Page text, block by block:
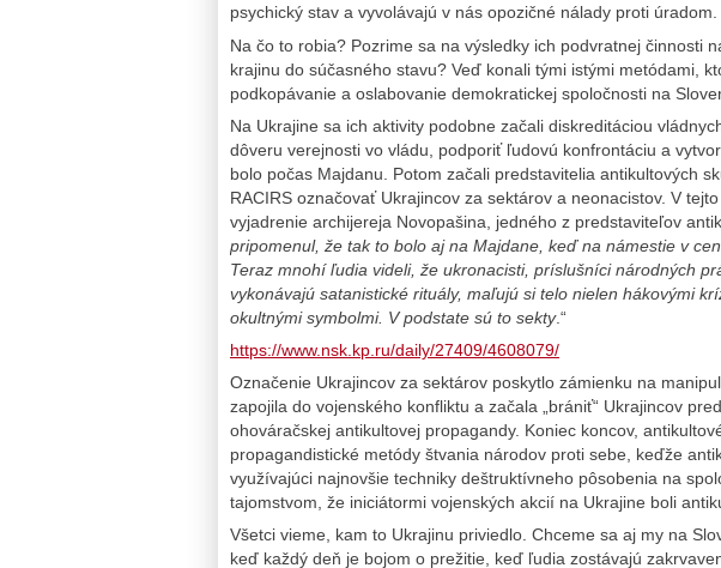
psychický stav a vyvolávajú v nás opozičné nálady proti úradom.
Na čo to robia? Pozrime sa na výsledky ich podvratnej činnosti
krajinu do súčasného stavu? Veď konali tými istými metódami,
podkopávanie a oslabovanie demokratickej spoločnosti na
Na Ukrajine sa ich aktivity podobne začali diskreditáciou
dôveru verejnosti vo vládu, podporiť ľudovú konfrontáciu a
bolo počas Majdanu. Potom začali predstavitelia antikultových
RACIRS označovať Ukrajincov za sektárov a neonacistov. V
vyjadrenie archijereja Novopašina, jedného z predstaviteľov
pripomenul, že tak to bolo aj na Majdane, keď na námestie v
Teraz mnohí ľudia videli, že ukronacisti, príslušníci národných
vykonávajú satanistické rituály, maľujú si telo nielen hákovými
okultnými symbolmi. V podstate sú to sekty.“
https://www.nsk.kp.ru/daily/27409/4608079/
Označenie Ukrajincov za sektárov poskytlo zámienku na
zapojila do vojenského konfliktu a začala „brániť“ Ukrajincov
ohováračskej antikultovej propagandy. Koniec koncov,
propagandistické metódy štvania národov proti sebe, keďže
využívajúci najnovšie techniky deštruktívneho pôsobenia na
tajomstvom, že iniciátormi vojenských akcií na Ukrajine boli
Všetci vieme, kam to Ukrajinu priviedlo. Chceme sa aj my na
keď každý deň je bojom o prežitie, keď ľudia zostávajú